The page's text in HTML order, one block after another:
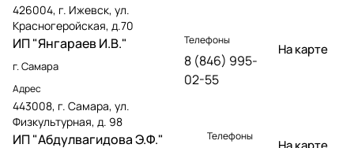
426004, г. Ижевск, ул.
Красногеройская, д.70
ИП "Янгараев И.В."
г. Самара
Адрес
443008, г. Самара, ул.
Физкультурная, д. 98
Телефоны
8 (846) 995-
02-55
На карте
ИП "Абдулвагидова Э.Ф." Телефоны